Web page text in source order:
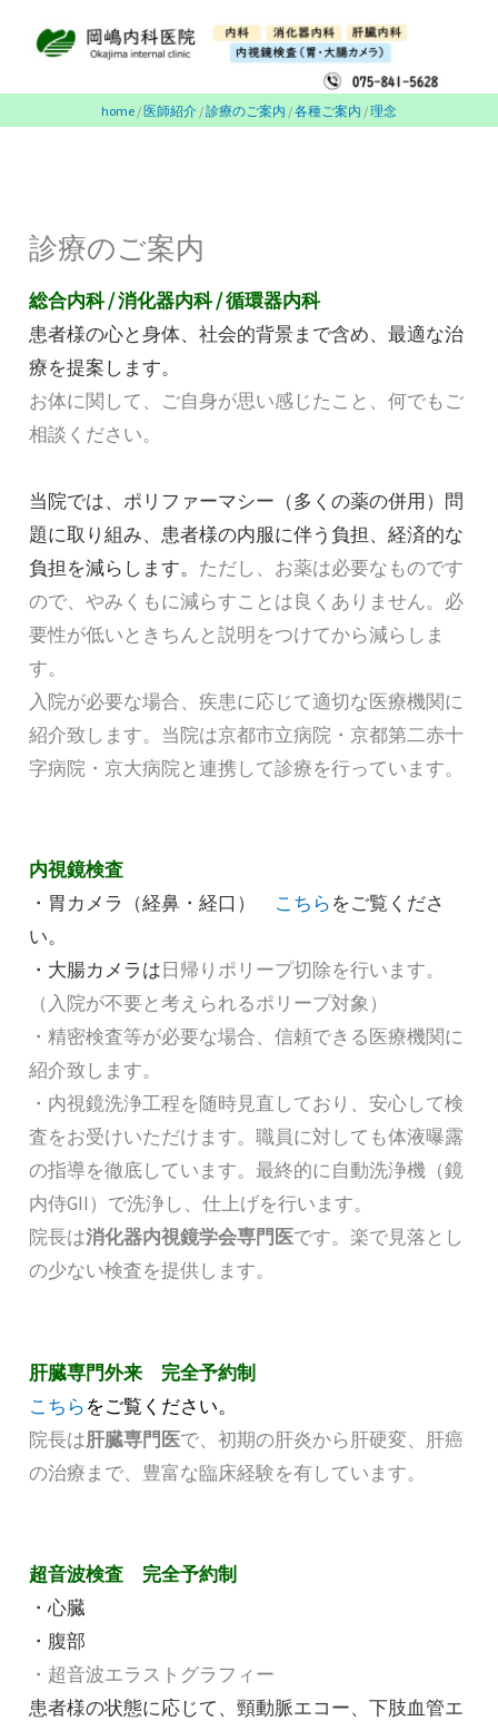
home /医師紹介 /診療のご案内 /各種ご案内 /理念
診療のご案内
総合内科 / 消化器内科 / 循環器内科
患者様の心と身体、社会的背景まで含め、最適な治
療を提案します。
お体に関して、ご自身が思い感じたこと、何でもご
相談ください。
当院では、ポリファーマシー（多くの薬の併用）問
題に取り組み、患者様の内服に伴う負担、経済的な
負担を減らします。 ただし、お薬は必要なものです
ので、やみくもに減らすことは良くありません。必
要性が低いときちんと説明をつけてから減らしま
す。
入院が必要な場合、疾患に応じて適切な医療機関に
紹介致します。当院は京都市立病院・京都第二赤十
字病院・京大病院と連携して診療を行っています。
内視鏡検査
・胃カメラ（経鼻・経口） こちらをご覧くださ
い。
・大腸カメラは日帰りポリープ切除を行います。
（入院が不要と考えられるポリープ対象）
・精密検査等が必要な場合、信頼できる医療機関に
紹介致します。
・内視鏡洗浄工程を随時見直しており、安心して検
査をお受けいただけます。職員に対しても体液曝露
の指導を徹底しています。最終的に自動洗浄機（鏡
内侍GII）で洗浄し、仕上げを行います。
院長は消化器内視鏡学会専門医です。楽で見落とし
の少ない検査を提供します。
肝臓専門外来 完全予約制
こちらをご覧ください。
院長は肝臓専門医で、初期の肝炎から肝硬変、肝癌
の治療まで、豊富な臨床経験を有しています。
超音波検査 完全予約制
・心臓
・腹部
・超音波エラストグラフィー
患者様の状態に応じて、頸動脈エコー、下肢血管エ